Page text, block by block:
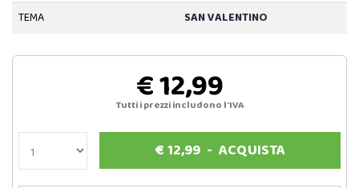
TEMA
SAN VALENTINO
€ 12,99
Tutti i prezzi includono l'IVA
€12,99- ACQUISTA